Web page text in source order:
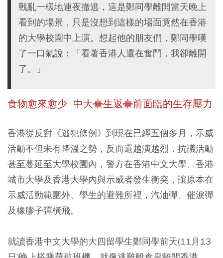
戰亂一樣地連夜撤逃，這是鄭同學離開當天晚上
看到的場景，只是沒想到這樣的場面竟然在香港
的大學校園中上演。想起他的朋友們，鄭同學嘆
了一口氣說：「看著香港人還在奮鬥，我卻離開
了。」
食物愈來愈少 中大臺生返臺前面臨的生存壓力
香港從反對《逃犯條例》到現在已經五個多月，示威
活動不但未有降溫之勢，反而還越演越烈，抗議活動
甚至蔓延至大學校園內，警方在香港中文大學、香港
城市大學及香港大學內與示威者發生衝突，讓原本在
示威活動範圍外、學生的避難所裡，汽油彈、催淚彈
及橡膠子彈橫飛。
就讀香港中文大學的大四留學生鄭同學前天(11月13